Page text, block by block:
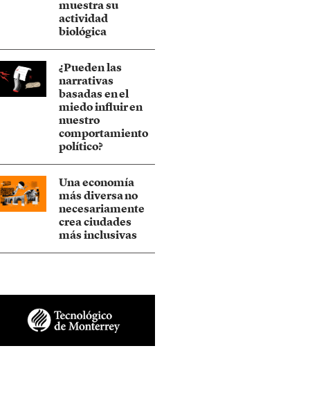
muestra su
actividad
biológica
¿Pueden las
narrativas
basadas en el
miedo influir en
nuestro
comportamiento
político?
Una economía
más diversa no
necesariamente
crea ciudades
más inclusivas